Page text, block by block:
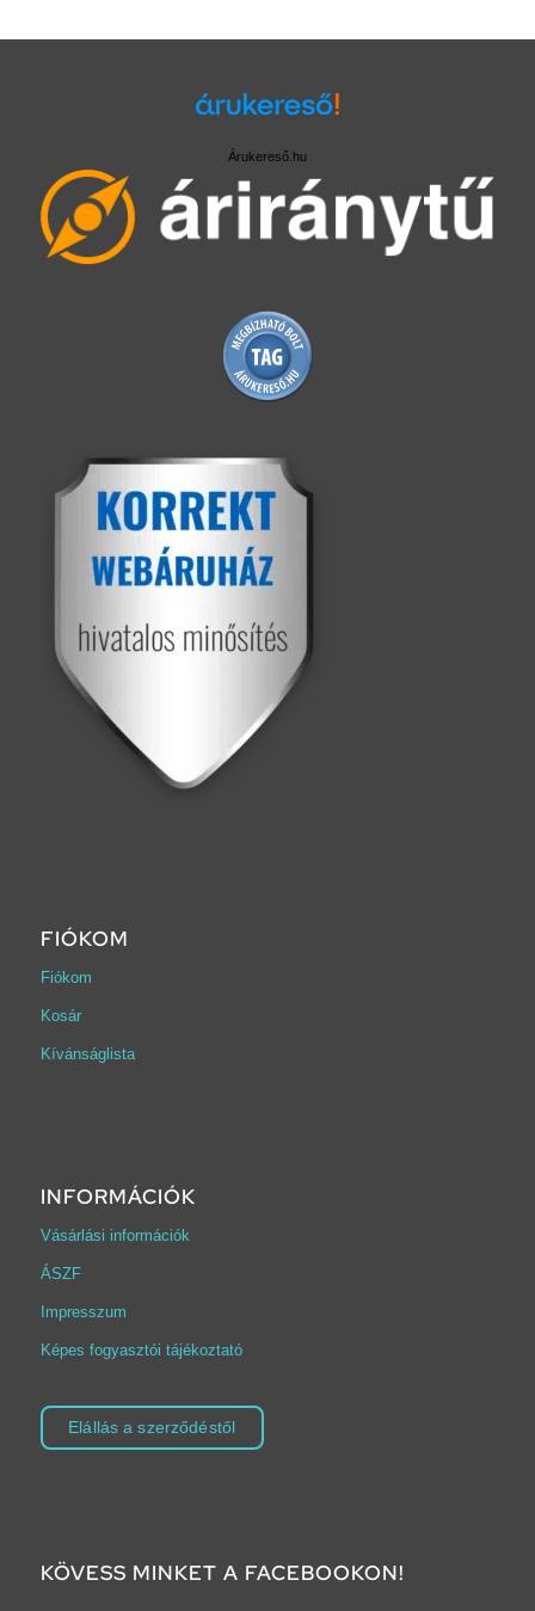
Árukereső.hu
FIÓKOM
Fiókom
Kosár
Kívánságlista
INFORMÁCIÓK
Vásárlási információk
ÁSZF
Impresszum
Képes fogyasztói tájékoztató
Elállás a szerződéstől
KÖVESS MINKET A FACEBOOKON!